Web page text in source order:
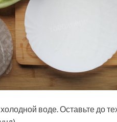
воде. Оставьте до